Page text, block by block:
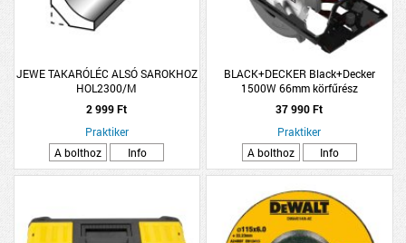
JEWE TAKARÓLÉC ALSÓ SAROKHOZ
HOL2300/M
2 999 Ft
Praktiker
A bolthoz
Info
BLACK+DECKER Black+Decker
1500W 66mm körfűrész
37 990 Ft
Praktiker
A bolthoz
Info